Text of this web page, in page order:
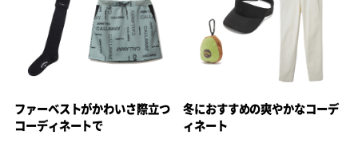
ファーベストがかわいさ際立つ
コーディネートで
冬におすすめの爽やかなコーデ
ィネート